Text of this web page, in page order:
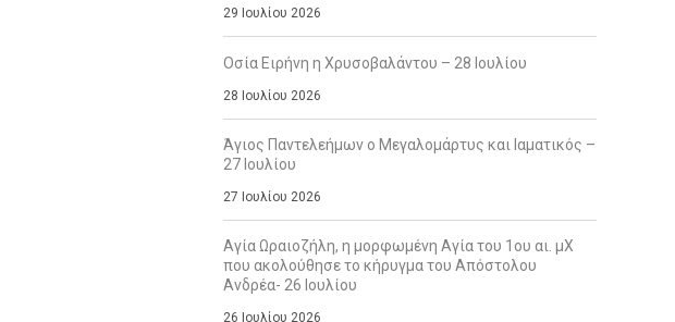
29 Ιουλίου 2026
Οσία Ειρήνη η Χρυσοβαλάντου – 28 Ιουλίου
28 Ιουλίου 2026
Άγιος Παντελεήμων ο Μεγαλομάρτυς και Ιαματικός –
27 Ιουλίου
27 Ιουλίου 2026
Αγία Ωραιοζήλη, η μορφωμένη Αγία του 1ου αι. μΧ
που ακολούθησε το κήρυγμα του Απόστολου
Ανδρέα- 26 Ιουλίου
26 Ιουλίου 2026